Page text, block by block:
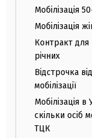
Мобілізація
Мобілізація
Контракт для
річних
Відстрочка від
мобілізації
Мобілізація в
скільки осіб
ТЦК